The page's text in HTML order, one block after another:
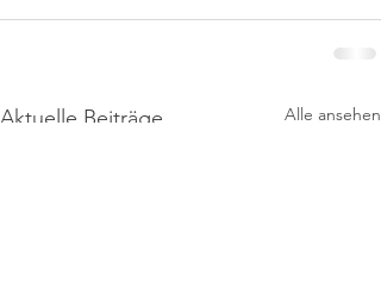
Aktuelle Beiträge Alle ansehen